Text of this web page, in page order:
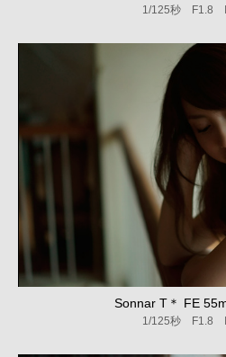
1/125秒 F1.8
Sonnar T＊ FE
1/125秒 F1.8